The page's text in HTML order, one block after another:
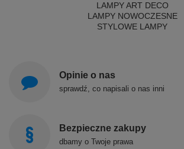
LAMPY ART DECO
LAMPY NOWOCZESNE
STYLOWE LAMPY
Opinie o nas
sprawdź, co napisali o nas inni
Bezpieczne zakupy
dbamy o Twoje prawa